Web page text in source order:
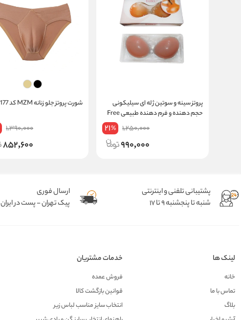
پروتز سینه و سوتین ژله ای سیلیکونی
حجم دهنده و فرم دهنده طبیعی Free
1,250,000
21%
990,000
شورت پروتز جلو زنانه MZM کد 177
1,390,000
852,600
پشتیبانی تلفنی و اینترنتی
شنبه تا پنجشنبه 9 تا 17
ارسال فوری
پیک تهران - پست در ایران
لینک ها
خانه
تماس با ما
بلاگ
خدمات مشتریان
فروش عمده
قوانین بازگشت کالا
انتخاب سایز مناسب لباس زیر